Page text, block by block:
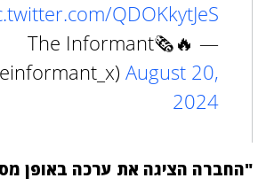
QDOKkytJeS
— 🔥🗞The Informant
August 20,
2024
"החברה הציגה את ערכה באופן